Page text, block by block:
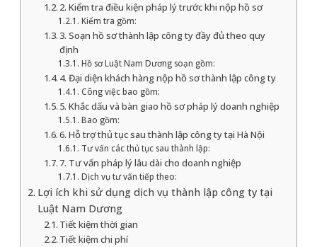
2. Kiểm tra điều kiện pháp lý trước khi nộp hồ sơ
Kiểm tra gồm:
3. Soạn hồ sơ thành lập công ty đầy đủ theo quy
định
Hồ sơ Luật Nam Dương soạn gồm:
4. Đại diện khách hàng nộp hồ sơ thành lập công ty
Công việc bao gồm:
5. Khắc dấu và bàn giao hồ sơ pháp lý doanh nghiệp
Bao gồm:
6. Hỗ trợ thủ tục sau thành lập công ty tại Hà Nội
Tư vấn các thủ tục sau thành lập:
7. Tư vấn pháp lý lâu dài cho doanh nghiệp
Dịch vụ tư vấn tiếp theo:
Lợi ích khi sử dụng dịch vụ thành lập công ty tại
Luật Nam Dương
Tiết kiệm thời gian
Tiết kiệm chi phí